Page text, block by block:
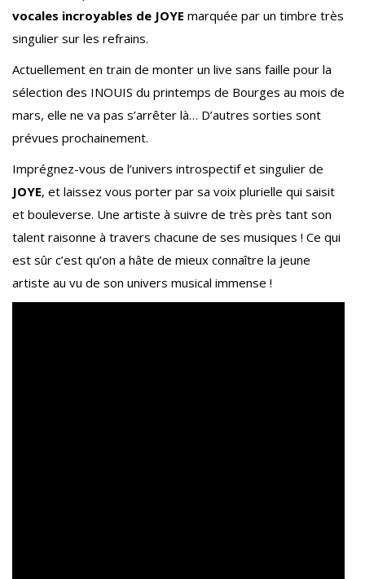
vocales incroyables de JOYE marquée par un timbre très
singulier sur les refrains.
Actuellement en train de monter un live sans faille pour la
sélection des INOUIS du printemps de Bourges au mois de
mars, elle ne va pas s’arrêter là… D’autres sorties sont
prévues prochainement.
Imprégnez-vous de l’univers introspectif et singulier de
JOYE, et laissez vous porter par sa voix plurielle qui saisit
et bouleverse. Une artiste à suivre de très près tant son
talent raisonne à travers chacune de ses musiques ! Ce qui
est sûr c’est qu’on a hâte de mieux connaître la jeune
artiste au vu de son univers musical immense !